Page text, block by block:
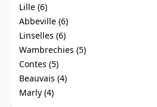
Lille (6)
Abbeville (6)
Linselles (6)
Wambrechies (5)
Contes (5)
Beauvais (4)
Marly (4)